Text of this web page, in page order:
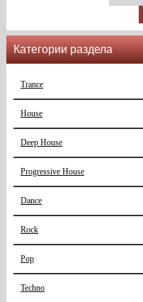
Категории раздела
Trance
House
Deep House
Progressive House
Dance
Rock
Pop
Techno